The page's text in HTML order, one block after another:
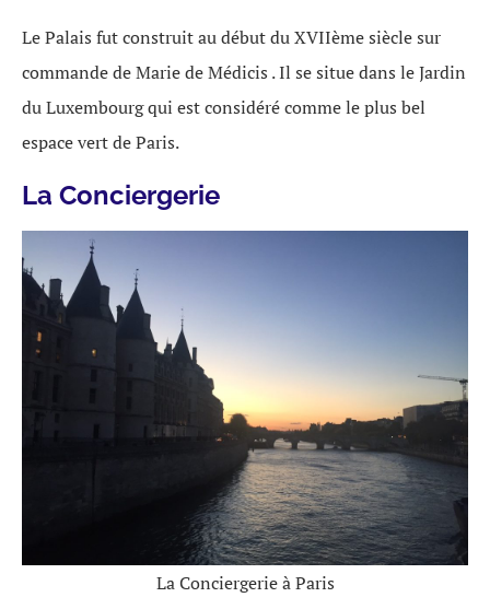
Le Palais fut construit au début du XVIIème siècle sur
commande de Marie de Médicis . Il se situe dans le Jardin
du Luxembourg qui est considéré comme le plus bel
espace vert de Paris.
La Conciergerie
La Conciergerie à Paris